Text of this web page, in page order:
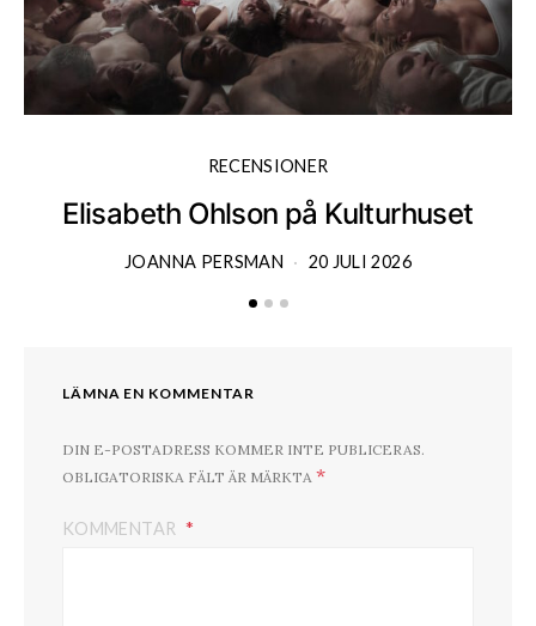
RECENSIONER
Elisabeth Ohlson på Kulturhuset
JOANNA PERSMAN 20 JULI 2026
LÄMNA EN KOMMENTAR
DIN E-POSTADRESS KOMMER INTE PUBLICERAS.
OBLIGATORISKA FÄLT ÄR MÄRKTA *
KOMMENTAR